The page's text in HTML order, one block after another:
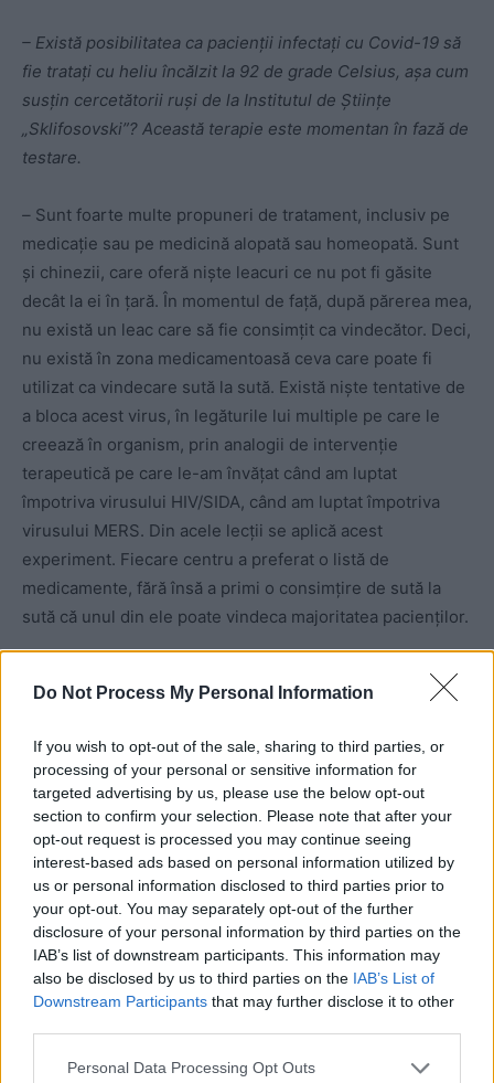
Do Not Process My Personal Information
If you wish to opt-out of the sale, sharing to third parties, or
processing of your personal or sensitive information for
targeted advertising by us, please use the below opt-out
section to confirm your selection. Please note that after your
opt-out request is processed you may continue seeing
interest-based ads based on personal information utilized by
us or personal information disclosed to third parties prior to
your opt-out. You may separately opt-out of the further
disclosure of your personal information by third parties on the
IAB’s list of downstream participants. This information may
also be disclosed by us to third parties on the IAB’s List of
Downstream Participants that may further disclose it to other
Personal Data Processing Opt Outs
– Există posibilitatea ca pacienții infectați cu Covid-19 să
fie tratați cu heliu încălzit la 92 de grade Celsius, așa cum
susțin cercetătorii ruși de la Institutul de Științe
„Sklifosovski”? Această terapie este momentan în fază de
testare.
– Sunt foarte multe propuneri de tratament, inclusiv pe
medicație sau pe medicină alopată sau homeopată. Sunt
și chinezii, care oferă niște leacuri ce nu pot fi găsite
decât la ei în țară. În momentul de față, după părerea mea,
nu există un leac care să fie consimțit ca vindecător. Deci,
nu există în zona medicamentoasă ceva care poate fi
utilizat ca vindecare sută la sută. Există niște tentative de
a bloca acest virus, în legăturile lui multiple pe care le
creează în organism, prin analogii de intervenție
terapeutică pe care le-am învățat când am luptat
împotriva virusului HIV/SIDA, când am luptat împotriva
virusului MERS. Din acele lecții se aplică acest
experiment. Fiecare centru a preferat o listă de
medicamente, fără însă a primi o consimțire de sută la
sută că unul din ele poate vindeca majoritatea pacienților.
ad
„Se uită că în țigară totul vine la pachet